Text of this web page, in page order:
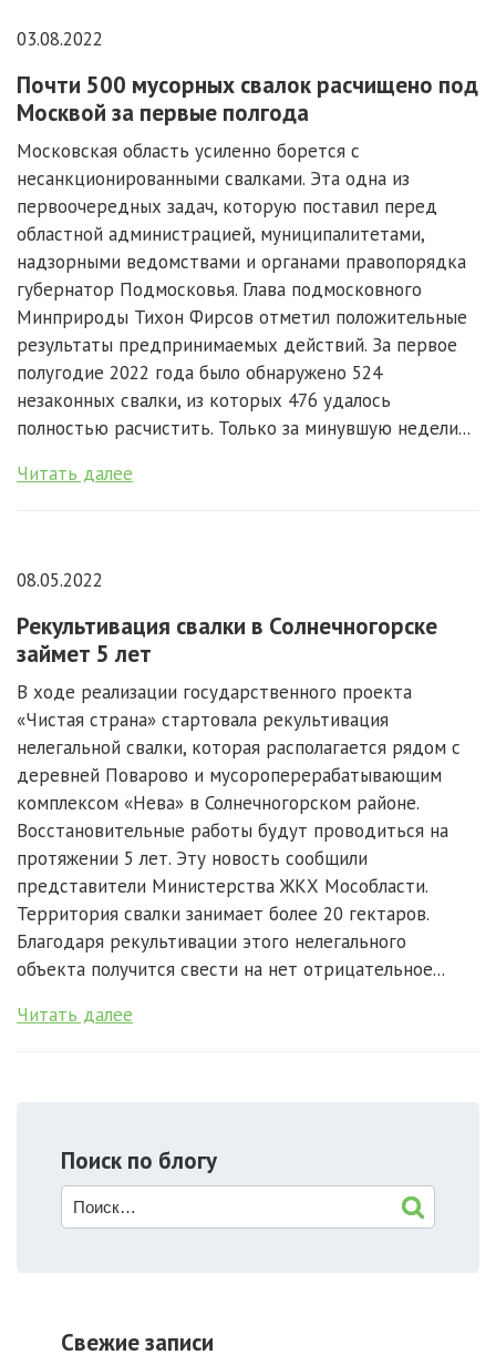
03.08.2022
Почти 500 мусорных свалок расчищено под
Москвой за первые полгода
Московская область усиленно борется с
несанкционированными свалками. Эта одна из
первоочередных задач, которую поставил перед
областной администрацией, муниципалитетами,
надзорными ведомствами и органами правопорядка
губернатор Подмосковья. Глава подмосковного
Минприроды Тихон Фирсов отметил положительные
результаты предпринимаемых действий. За первое
полугодие 2022 года было обнаружено 524
незаконных свалки, из которых 476 удалось
полностью расчистить. Только за минувшую недели...
Читать далее
08.05.2022
Рекультивация свалки в Солнечногорске
займет 5 лет
В ходе реализации государственного проекта
«Чистая страна» стартовала рекультивация
нелегальной свалки, которая располагается рядом с
деревней Поварово и мусороперерабатывающим
комплексом «Нева» в Солнечногорском районе.
Восстановительные работы будут проводиться на
протяжении 5 лет. Эту новость сообщили
представители Министерства ЖКХ Мособласти.
Территория свалки занимает более 20 гектаров.
Благодаря рекультивации этого нелегального
объекта получится свести на нет отрицательное...
Читать далее
Поиск по блогу
Свежие записи